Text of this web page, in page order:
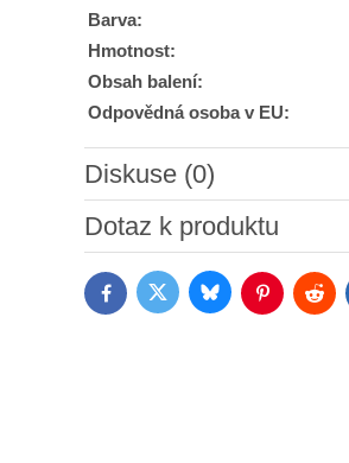
Barva:
Hmotnost:
Obsah balení:
Odpovědná osoba v EU:
Diskuse (0)
Nový komentář
Dotaz k produktu
FacebookTwitter BlueskyPinterestReddit